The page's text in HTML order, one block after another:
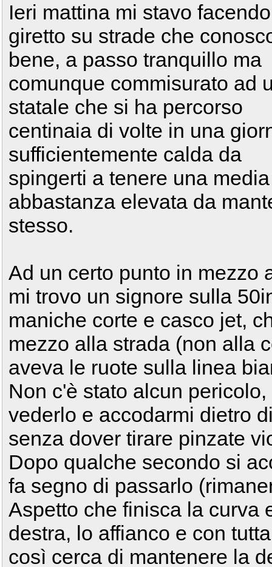
Ieri mattina mi stavo
giretto su strade che
bene, a passo tranquillo ma
comunque commisurato ad
statale che si ha percorso
centinaia di volte in una
sufficientemente calda da
spingerti a tenere una media
abbastanza elevata da
stesso.
Ad un certo punto in mezzo
mi trovo un signore sulla
maniche corte e casco jet,
mezzo alla strada (non alla
aveva le ruote sulla linea
Non c'è stato alcun
vederlo e accodarmi dietro
senza dover tirare pinzate
Dopo qualche secondo si
fa segno di passarlo
Aspetto che finisca la curva
destra, lo affianco e con
così cerca di mantenere la